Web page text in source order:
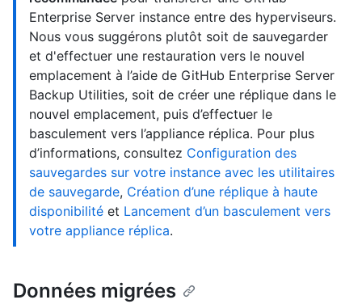
Enterprise Server instance entre des hyperviseurs.
Nous vous suggérons plutôt soit de sauvegarder
et d'effectuer une restauration vers le nouvel
emplacement à l’aide de GitHub Enterprise Server
Backup Utilities, soit de créer une réplique dans le
nouvel emplacement, puis d’effectuer le
basculement vers l’appliance réplica. Pour plus
d’informations, consultez Configuration des
sauvegardes sur votre instance avec les utilitaires
de sauvegarde, Création d’une réplique à haute
disponibilité et Lancement d’un basculement vers
votre appliance réplica.
Données migrées